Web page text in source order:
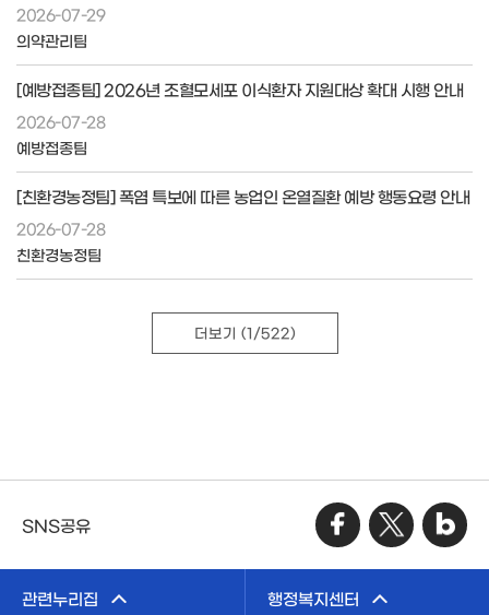
2026-07-29
의약관리팀
[예방접종팀] 2026년 조혈모세포 이식환자 지원대상 확대 시행 안내
2026-07-28
예방접종팀
[친환경농정팀] 폭염 특보에 따른 농업인 온열질환 예방 행동요령 안내
2026-07-28
친환경농정팀
더보기 (1/522)
SNS공유
관련누리집 행정복지센터